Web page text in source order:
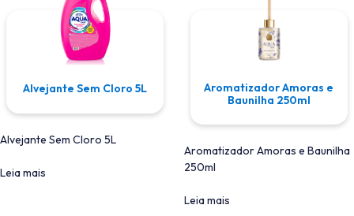
Alvejante Sem Cloro 5L
Alvejante Sem Cloro 5L
Leia mais
Aromatizador Amoras e
Baunilha 250ml
Aromatizador Amoras e Baunilha
250ml
Leia mais